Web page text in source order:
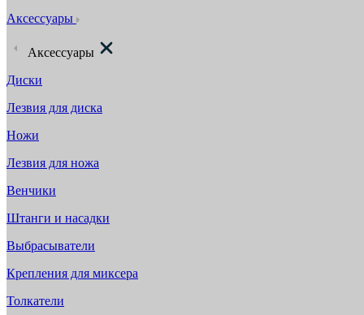
Аксессуары
Аксессуары
Диски
Лезвия для диска
Ножи
Лезвия для ножа
Венчики
Штанги и насадки
Выбрасыватели
Крепления для миксера
Толкатели